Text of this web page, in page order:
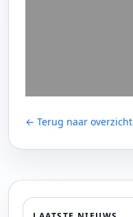
← Terug naar overzicht